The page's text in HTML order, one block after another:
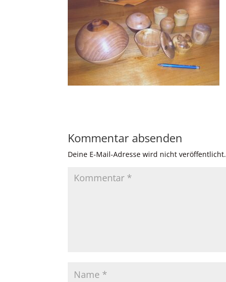
Kommentar absenden
Deine E-Mail-Adresse wird nicht veröffentlicht.